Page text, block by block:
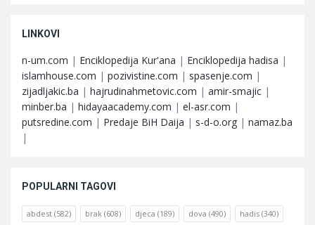
LINKOVI
n-um.com | Enciklopedija Kur'ana | Enciklopedija hadisa |
islamhouse.com | pozivistine.com | spasenje.com |
zijadljakic.ba | hajrudinahmetovic.com | amir-smajic |
minber.ba | hidayaacademy.com | el-asr.com |
putsredine.com | Predaje BiH Daija | s-d-o.org | namaz.ba
|
POPULARNI TAGOVI
abdest (582) brak (608) djeca (189) dova (490) hadis (340)